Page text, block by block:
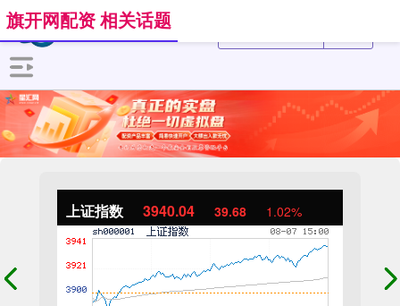
上证指数 3940.04 39.68 1.02%
旗开网配资 相关话题